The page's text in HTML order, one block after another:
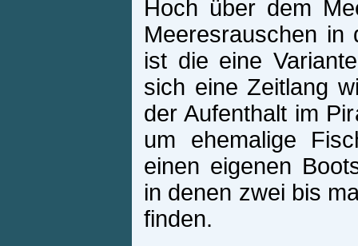
Hoch über dem
Meeresrauschen in
ist die eine
sich eine Zeitlang
der Aufenthalt im
um ehemalige
einen eigenen
in denen zwei bis
finden.